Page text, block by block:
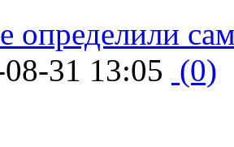
определили
31 13:05 (0)